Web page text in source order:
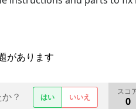
があります
？ はい いいえ
スコ
0